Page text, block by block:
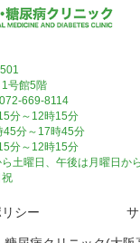
号館5階
669-8114
分～12時15分
時45分
時15分
土曜日、午後は月曜日か
シー